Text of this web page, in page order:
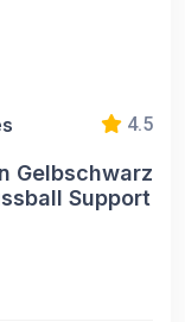
4.5
Gelbschwarz
Support